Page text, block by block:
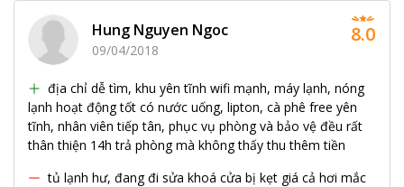
Hung Nguyen Ngoc
09/04/2018
địa chỉ dễ tìm, khu yên tĩnh wifi mạnh, máy lạnh, nóng
lạnh hoạt động tốt có nước uống, lipton, cà phê free yên
tĩnh, nhân viên tiếp tân, phục vụ phòng và bảo vệ đều rất
thân thiện 14h trả phòng mà không thấy thu thêm tiền
tủ lạnh hư, đang đi sửa khoá cửa bị kẹt giá cả hơi mắc
8.0